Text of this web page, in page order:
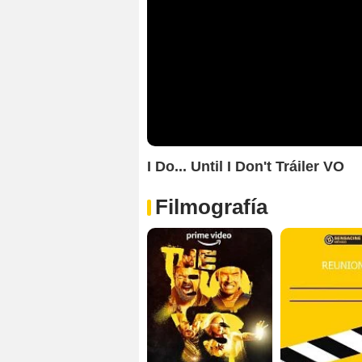
I Do... Until I Don't Tráiler VO
Filmografía